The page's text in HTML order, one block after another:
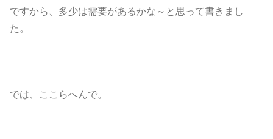
ですから、多少は需要があるかな～と思って書きまし
た。
では、ここらへんで。